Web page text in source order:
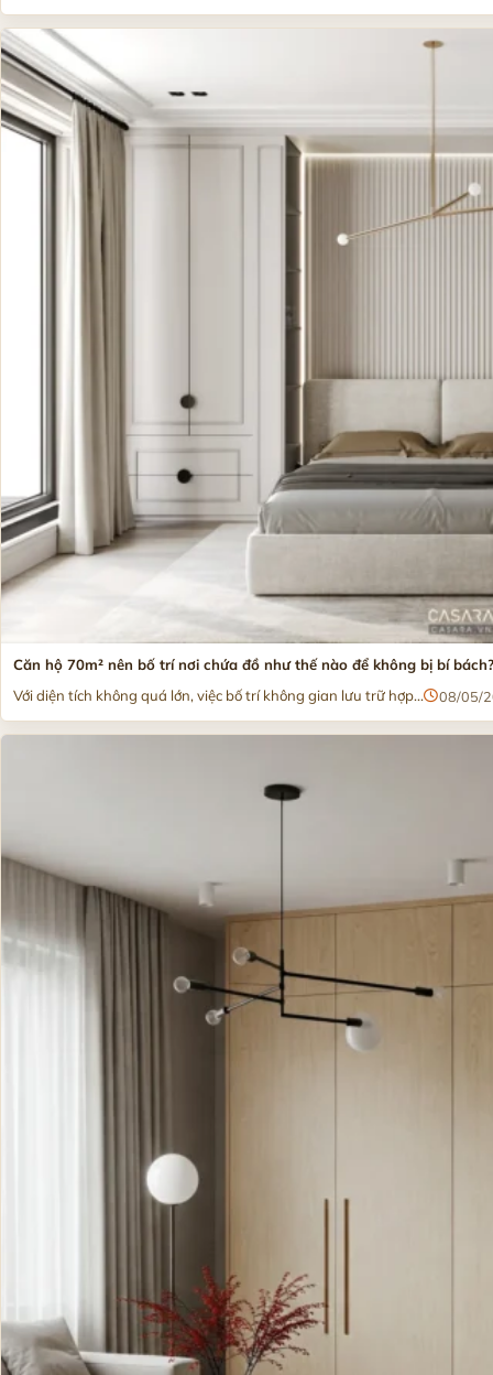
Căn hộ 70m² nên bố trí nơi chứa đồ như thế nào để không bị bí
Với diện tích không quá lớn, việc bố trí không gian lưu trữ hợp...
08/05/